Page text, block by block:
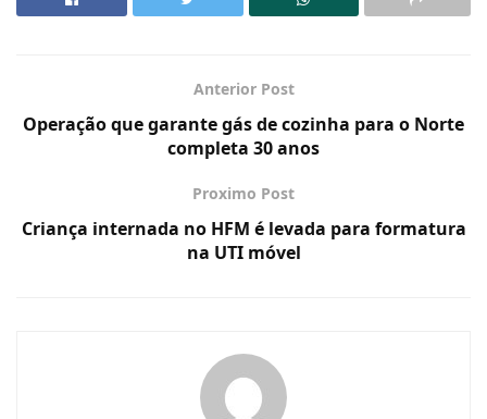
Anterior Post
Operação que garante gás de cozinha para o Norte
completa 30 anos
Proximo Post
Criança internada no HFM é levada para formatura
na UTI móvel